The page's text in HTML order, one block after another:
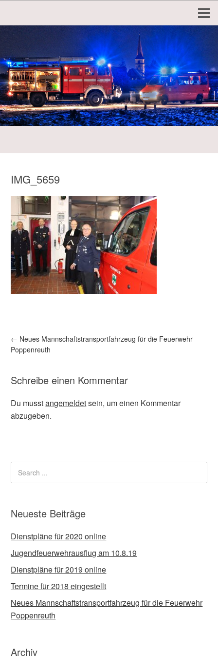
IMG_5659
← Neues Mannschaftstransportfahrzeug für die Feuerwehr
Poppenreuth
Schreibe einen Kommentar
Du musstangemeldetsein, um einen Kommentar
abzugeben.
Neueste Beiträge
Dienstpläne für 2020 online
Jugendfeuerwehrausflug am 10.8.19
Dienstpläne für 2019 online
Termine für 2018 eingestellt
Neues Mannschaftstransportfahrzeug für die Feuerwehr
Poppenreuth
Archiv